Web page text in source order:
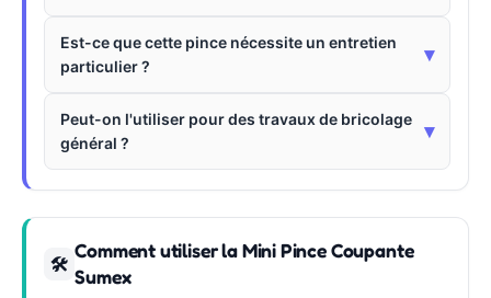
Est-ce que cette pince nécessite un entretien
particulier ?
▾
Peut-on l'utiliser pour des travaux de bricolage
général ?
▾
🛠
Comment utiliser la Mini Pince Coupante
Sumex